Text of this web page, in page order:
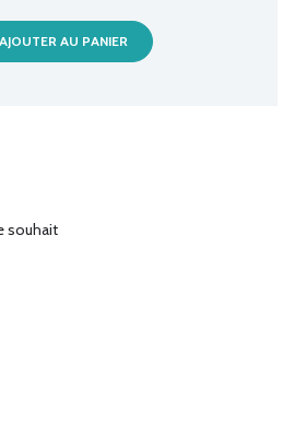
AJOUTER AU PANIER
souhait